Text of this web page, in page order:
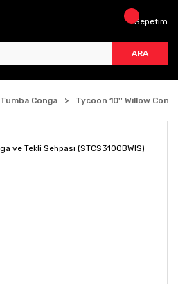
ARA
Sepetim
Tumba Conga Tycoon 10'' Willow